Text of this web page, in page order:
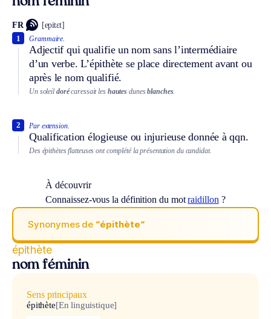
FR [epitɛt]
Grammaire.
Adjectif qui qualifie un nom sans l’intermédiaire
d’un verbe. L’épithète se place directement avant ou
après le nom qualifié.
1
Un soleil dorécaressait les hautes dunesblanches.
Par extension.
Qualification élogieuse ou injurieuse donnée à qqn.
2
Des épithètes flatteuses ont complété la présentation du candidat.
À découvrir
Connaissez-vous la définition du motraidillon ?
Synonymes de “épithète“
épithète
nom féminin
Sens principaux
épithète[En linguistique]